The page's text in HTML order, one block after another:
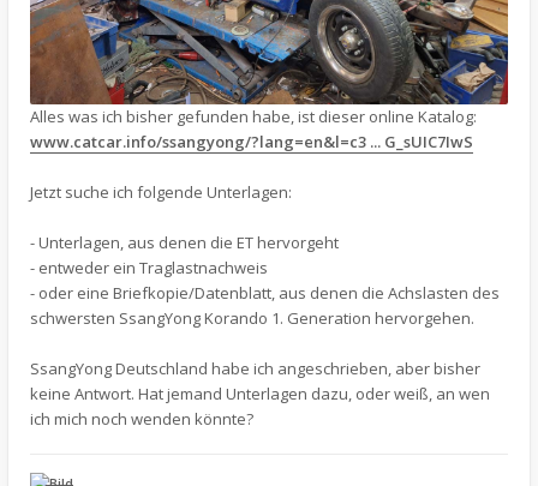
Alles was ich bisher gefunden habe, ist dieser online Katalog:
www.catcar.info/ssangyong/?lang=en&l=c3 ... G_sUIC7IwS
Jetzt suche ich folgende Unterlagen:
- Unterlagen, aus denen die ET hervorgeht
- entweder ein Traglastnachweis
- oder eine Briefkopie/Datenblatt, aus denen die Achslasten des
schwersten SsangYong Korando 1. Generation hervorgehen.
SsangYong Deutschland habe ich angeschrieben, aber bisher
keine Antwort. Hat jemand Unterlagen dazu, oder weiß, an wen
ich mich noch wenden könnte?